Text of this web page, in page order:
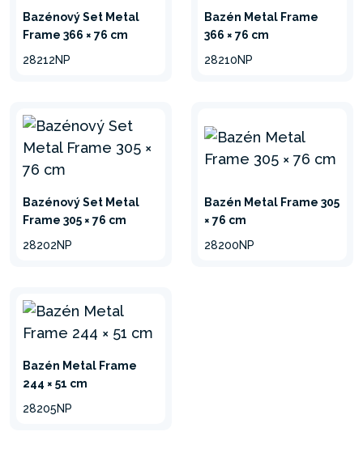
Bazénový Set Metal
Frame 366 × 76 cm
28212NP
Bazén Metal Frame
366 × 76 cm
28210NP
Bazénový Set Metal
Frame 305 × 76 cm
28202NP
Bazén Metal Frame 305
× 76 cm
28200NP
Bazén Metal Frame
244 × 51 cm
28205NP